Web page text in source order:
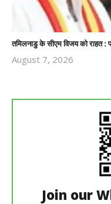
तमिलनाडु के सीएम विजय को राहत :
August 7, 2026
Join our